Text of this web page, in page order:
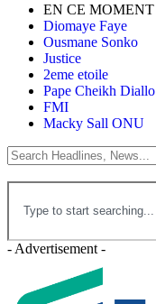
EN CE MOMENT
Diomaye Faye
Ousmane Sonko
Justice
2eme etoile
Pape Cheikh Diallo
FMI
Macky Sall ONU
- Advertisement -